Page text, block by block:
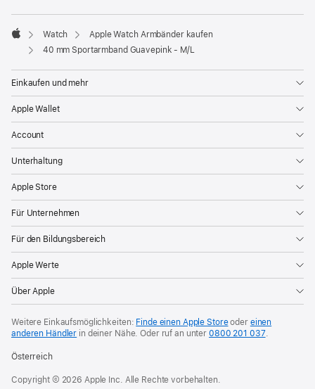
neues
Apple
Watch
Apple Watch Armbänder kaufen
40 mm Sportarmband Guavepink - M/L
Einkaufen und mehr
Apple Wallet
Account
Unterhaltung
Apple Store
Für Unternehmen
Für den Bildungsbereich
Apple Werte
Über Apple
Weitere Einkaufsmöglichkeiten: Finde einen Apple Storeoder einen
anderen Händler in deiner Nähe. Oder ruf an unter0800 201 037.
Österreich
Copyright © 2026 Apple Inc. Alle Rechte vorbehalten.